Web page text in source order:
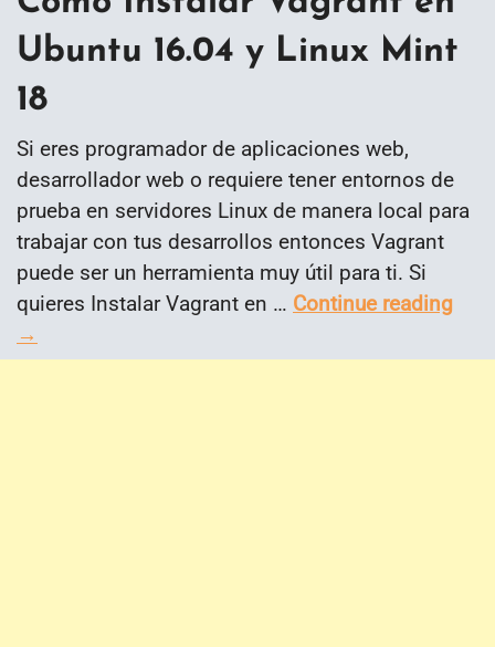
Ubuntu 16.04 y Linux Mint
18
Si eres programador de aplicaciones web,
desarrollador web o requiere tener entornos de
prueba en servidores Linux de manera local para
trabajar con tus desarrollos entonces Vagrant
puede ser un herramienta muy útil para ti. Si
quieres Instalar Vagrant en … Continue reading
→